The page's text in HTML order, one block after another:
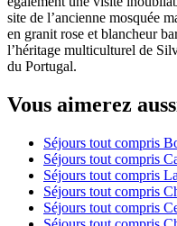
site de l’ancienne mosquée
en granit rose et blancheur
l’héritage multiculturel de
du Portugal.
Vous aimerez
Séjours tout compris
Séjours tout compris
Séjours tout compris
Séjours tout compris
Séjours tout compris